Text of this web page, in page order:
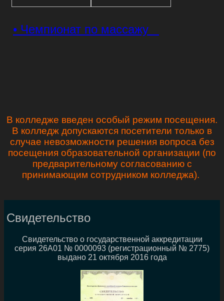
• Чемпионат по массажу
В колледже введен особый режим посещения.
В колледж допускаются посетители только в
случае невозможности решения вопроса без
посещения образовательной организации (по
предварительному согласованию с
принимающим сотрудником колледжа).
Свидетельство
Свидетельство о государственной аккредитации
серия 26А01 № 0000093 (регистрационный № 2775)
выдано 21 октября 2016 года